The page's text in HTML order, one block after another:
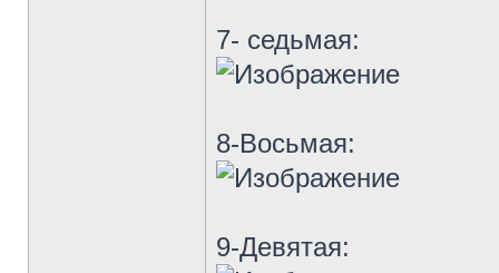
7- седьмая:
8-Восьмая:
9-Девятая: